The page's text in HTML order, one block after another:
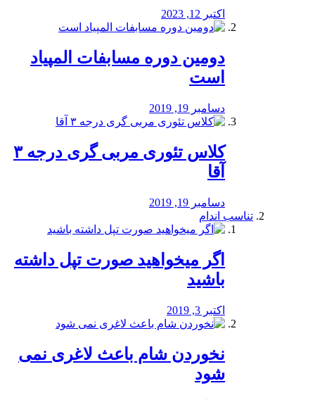
اکتبر 12, 2023
دومین دوره مسابفات المپیاد
است
دسامبر 19, 2019
کلاس تئوری مربی گری درجه ۳
آقا
دسامبر 19, 2019
تناسب اندام
اگر میخواهید صورت تپل داشته
باشید
اکتبر 3, 2019
نخوردن شام باعث لاغری نمی
‌شود